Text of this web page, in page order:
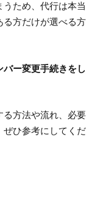
ため、代行は本当
る方だけが選べる方
ー変更手続きをし
る方法や流れ、必要
ぜひ参考にしてくだ